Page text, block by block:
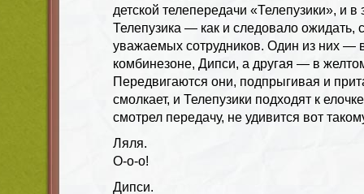
детской телепередачи «Телепузики», и
Телепузика — как и следовало ожидать,
уважаемых сотрудников. Один из них —
комбинезоне, Дипси, а другая — в
Передвигаются они, подпрыгивая и
смолкает, и Телепузики подходят к
смотрел передачу, не удивится вот
Ляля.
О-о-о!
Дипси.